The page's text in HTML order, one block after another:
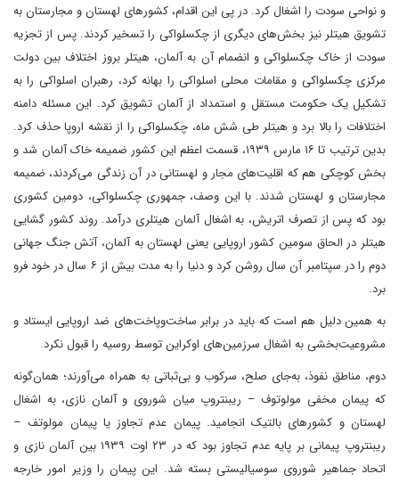
و نواحی سودت را اشغال کرد. در پی این اقدام، کشورهای لهستان و مجارستان به
تشویق هیتلر نیز بخش‌های دیگری از چکسلواکی را تسخیر کردند. پس از تجزیه
سودت از خاک چکسلواکی و انضمام آن به آلمان، هیتلر بروز اختلاف بین دولت
مرکزی چکسلواکی و مقامات محلی اسلواکی را بهانه کرد، رهبران اسلواکی را به
تشکیل یک حکومت مستقل و استمداد از آلمان تشویق کرد. این مسئله دامنه
اختلافات را بالا برد و هیتلر طی شش ماه، چکسلواکی را از نقشه اروپا حذف کرد.
بدین ترتیب تا ۱۶ مارس ۱۹۳۹، قسمت اعظم این کشور ضمیمه خاک آلمان شد و
بخش کوچکی هم که اقلیت‌های مجار و لهستانی در آن زندگی می‌کردند، ضمیمه
مجارستان و لهستان شدند. با این وصف، جمهوری چکسلواکی، دومین کشوری
بود که پس از تصرف اتریش، به اشغال آلمان هیتلری درآمد. روند کشور گشایی
هیتلر در الحاق سومین کشور اروپایی یعنی لهستان به آلمان، آتش جنگ جهانی
دوم را در سپتامبر آن سال روشن کرد و دنیا را به مدت بیش از ۶ سال در خود فرو
برد.
به همین دلیل هم است که باید در برابر ساخت‌وپاخت‌های ضد اروپایی ایستاد و
مشروعیت‌بخشی به اشغال سرزمین‌های اوکراین توسط روسیه را ‌قبول نکرد.
دوم، مناطق نفوذ، به‌جای صلح، سرکوب و بی‌ثباتی به همراه می‌آورند؛ همان‌گونه
که پیمان مخفی مولوتوف – ریبنتروپ میان شوروی و آلمان نازی، به اشغال
لهستان و کشورهای بالتیک انجامید. پیمان عدم تجاوز یا پیمان مولوتف –
ریبنتروپ پیمانی بر پایه عدم تجاوز بود که در ۲۳ اوت ۱۹۳۹ بین آلمان نازی و
اتحاد جماهیر شوروی سوسیالیستی بسته شد. این پیمان را وزیر امور خارجه